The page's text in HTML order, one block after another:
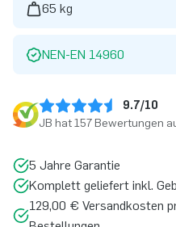
65 kg
NEN-EN 14960
9.7/10
JB hat 157 Bewertungen
5 Jahre Garantie
Komplett geliefert inkl.
129,00 € Versandkosten